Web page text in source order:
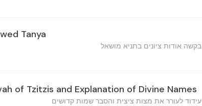
Tanya
בקשה אודות ציונים בתניא מושאל
of Tzitzis and Explanation of Divine Names
עידוד לעורר את מצות ציצית והסבר שמות קדושים